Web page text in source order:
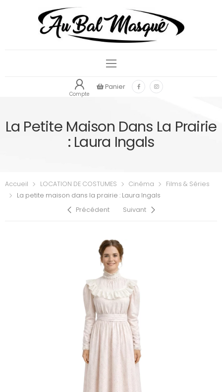
Compte
Panier
La Petite Maison Dans La Prairie
: Laura Ingals
Accueil LOCATION DE COSTUMES Cinéma
Films & Séries
La petite maison dans la prairie : Laura Ingals
Précédent
Suivant